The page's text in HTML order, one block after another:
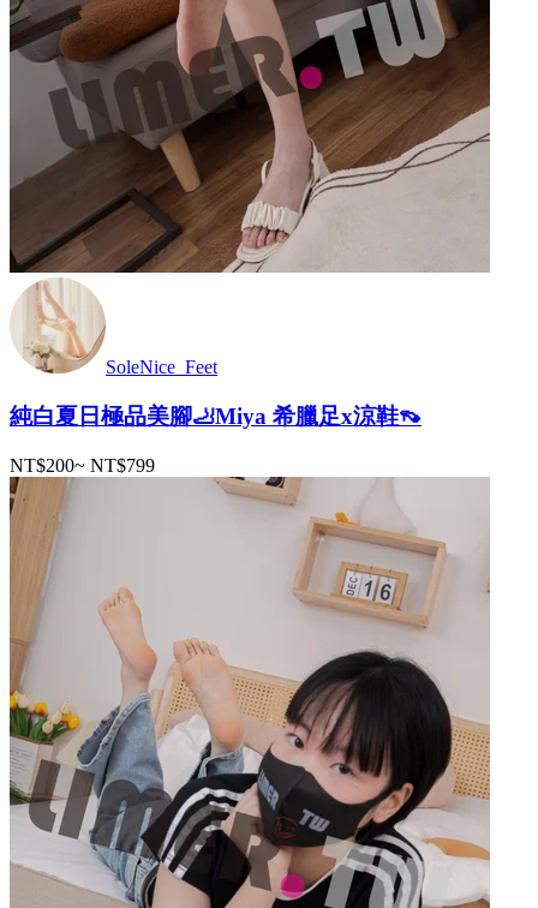
SoleNice_Feet
純白夏日極品美腳🦶Miya 希臘足x涼鞋👡
NT$200~ NT$799